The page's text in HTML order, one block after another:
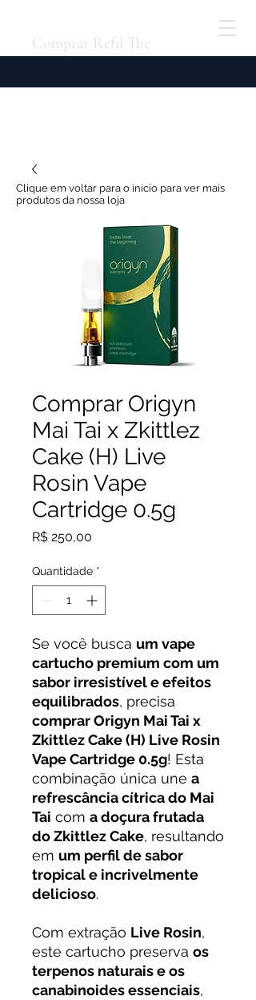
Comprar Refil Thc
Comprar Origyn
Mai Tai x Zkittlez
Cake (H) Live
Rosin Vape
Cartridge 0.5g
R$ 250,00
Quantidade *
Se você busca um vape
cartucho premium com um
sabor irresistível e efeitos
equilibrados, precisa
comprar Origyn Mai Tai x
Zkittlez Cake (H) Live Rosin
Vape Cartridge 0.5g! Esta
combinação única une a
refrescância cítrica do Mai
Tai com a doçura frutada
do Zkittlez Cake, resultando
em um perfil de sabor
tropical e incrivelmente
delicioso.
Com extração Live Rosin,
este cartucho preserva os
terpenos naturais e os
canabinoides essenciais,
Clique em voltar para o início para ver mais
produtos da nossa loja